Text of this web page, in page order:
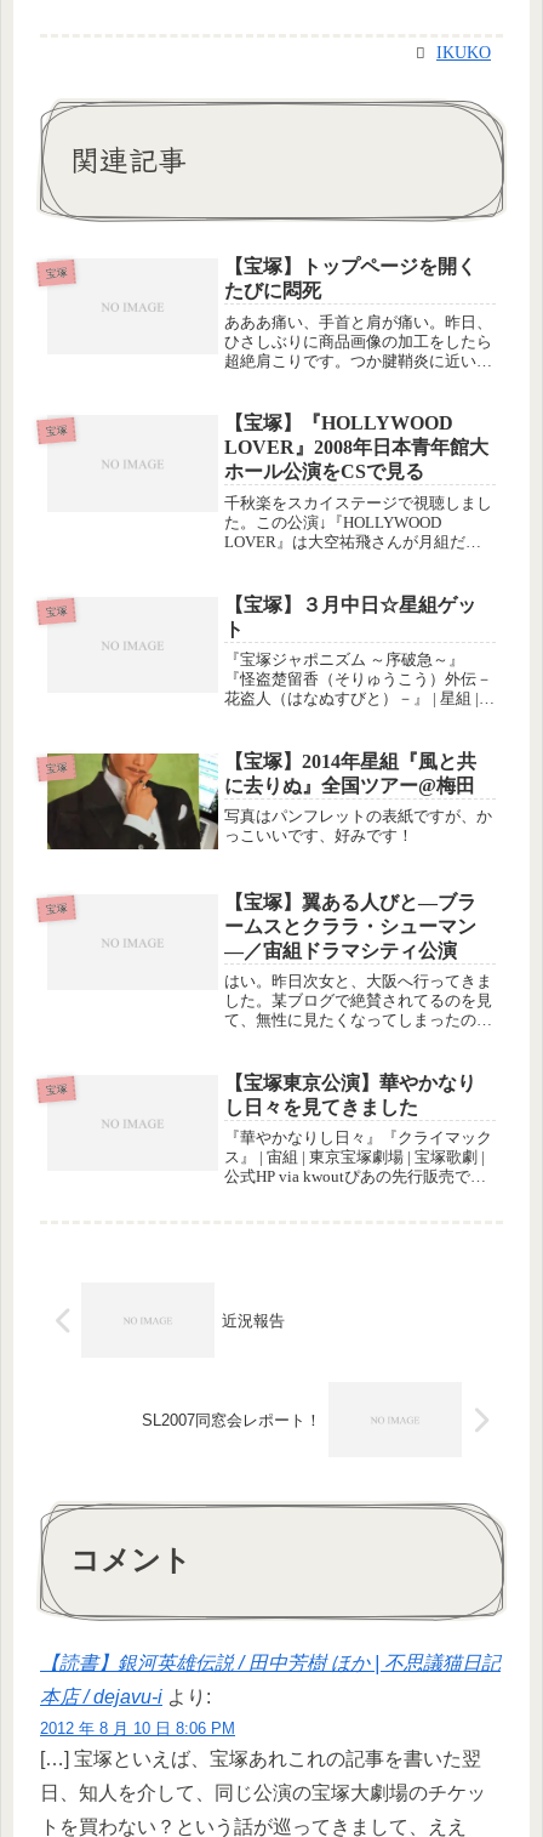
IKUKO
関連記事
宝塚
【宝塚】トップページを開く
たびに悶死
あああ痛い、手首と肩が痛い。昨日、
ひさしぶりに商品画像の加工をしたら
超絶肩こりです。つか腱鞘炎に近い肩
そも私、撮影が嫌いで(･･;)Photoshop
でちまちまと細かい作業...
宝塚
【宝塚】『HOLLYWOOD
LOVER』2008年日本青年館大
ホール公演をCSで見る
千秋楽をスカイステージで視聴しまし
た。この公演↓『HOLLYWOOD
LOVER』は大空祐飛さんが月組だっ
日、年が明けた1月の東京公演の千秋
楽映像をスカイステージで放...
宝塚
【宝塚】３月中日☆星組ゲッ
ト
『宝塚ジャポニズム ～序破急～』
『怪盗楚留香（そりゅうこう）外伝－
花盗人（はなぬすびと）－』 | 星組 |
２月の雪組公演の時に、土曜日を狙っ
て第三希望まで全部は...
宝塚
【宝塚】2014年星組『風と共
に去りぬ』全国ツアー@梅田
写真はパンフレットの表紙ですが、か
っこいいです、好みです！
宝塚
【宝塚】翼ある人びと―ブラ
ームスとクララ・シューマン
―／宙組ドラマシティ公演
はい。昨日次女と、大阪へ行ってきま
した。某ブログで絶賛されてるのを見
て、無性に見たくなってしまったので
駅のみどりの窓口で何分遅れか調べて
もらいながらも、結局、予約どおり
の...
宝塚
【宝塚東京公演】華やかなり
し日々を見てきました
『華やかなりし日々』『クライマック
ス』 | 宙組 | 東京宝塚劇場 | 宝塚歌劇 |
公式HP via kwoutぴあの先行販売でと
近況報告
SL2007同窓会レポート！
コメント
【読書】銀河英雄伝説 / 田中芳樹 ほか | 不思議猫日記
本店 / dejavu-i より:
2012 年 8 月 10 日 8:06 PM
[…] 宝塚といえば、宝塚あれこれの記事を書いた翌
日、知人を介して、同じ公演の宝塚大劇場のチケッ
トを買わない？という話が巡ってきまして、ええ